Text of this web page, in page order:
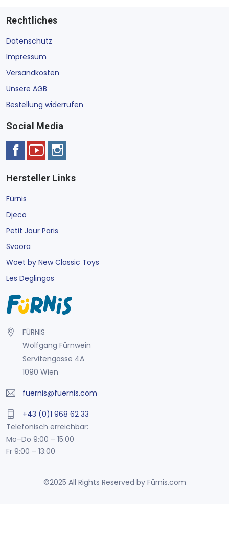
Rechtliches
Datenschutz
Impressum
Versandkosten
Unsere AGB
Bestellung widerrufen
Social Media
Hersteller Links
Fürnis
Djeco
Petit Jour Paris
Svoora
Woet by New Classic Toys
Les Deglingos
FÜRNIS
Wolfgang Fürnwein
Servitengasse 4A
1090 Wien
fuernis@fuernis.com
+43 (0)1 968 62 33
Telefonisch erreichbar:
Mo–Do 9:00 – 15:00
Fr 9:00 – 13:00
©2025 All Rights Reserved by Fürnis.com